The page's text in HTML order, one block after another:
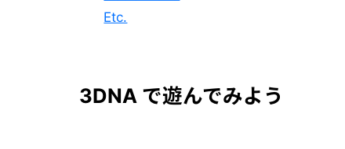
Etc.
3DNA で遊んでみよう